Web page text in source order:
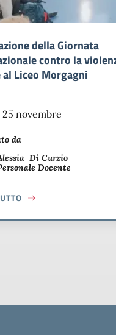
della Giornata
contro la
al Liceo Morgagni
novembre
da
Di Curzio
Di Curzio
Docente
DELLA